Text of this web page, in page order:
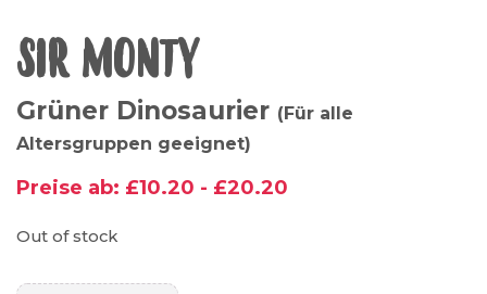
SIR MONTY
Grüner Dinosaurier (Für alle
Altersgruppen geeignet)
Preise ab: £10.20 - £20.20
Out of stock